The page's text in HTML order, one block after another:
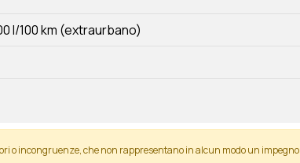
l/100 km (extraurbano)
o incongruenze, che non rappresentano in alcun modo un impegno